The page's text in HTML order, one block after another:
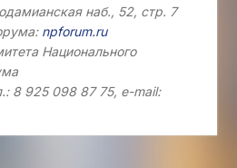
наб., 52, стр. 7
npforum.ru
Национального
8 925 098 87 75, e-mail: